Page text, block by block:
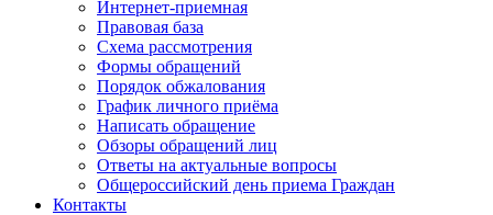
Интернет-приемная
Правовая база
Схема рассмотрения
Формы обращений
Порядок обжалования
График личного приёма
Написать обращение
Обзоры обращений лиц
Ответы на актуальные вопросы
Общероссийский день приема Граждан
Контакты